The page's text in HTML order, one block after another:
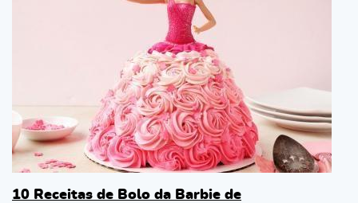
10 Receitas de Bolo da Barbie de